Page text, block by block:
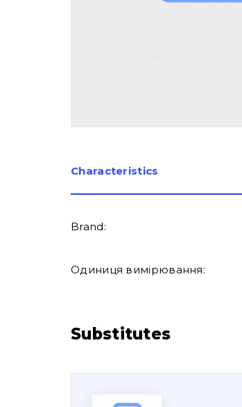
Сharacteristics
Brand:
Одиниця вимірювання:
Substitutes